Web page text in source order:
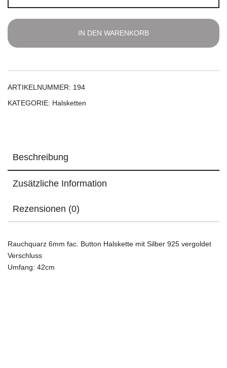
Menge
IN DEN WARENKORB
ARTIKELNUMMER: 194
KATEGORIE: Halsketten
Beschreibung
Zusätzliche Information
Rezensionen (0)
Rauchquarz 6mm fac. Button Halskette mit Silber 925 vergoldet
Verschluss
Umfang: 42cm